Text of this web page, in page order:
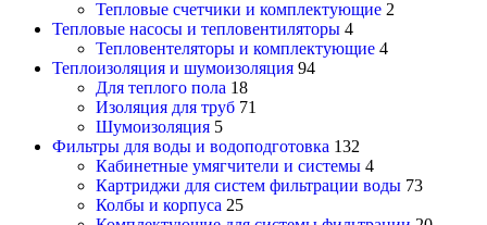
Тепловые счетчики и комплектующие 2
Тепловые насосы и тепловентиляторы 4
Тепловентеляторы и комплектующие 4
Теплоизоляция и шумоизоляция 94
Для теплого пола 18
Изоляция для труб 71
Шумоизоляция 5
Фильтры для воды и водоподготовка 132
Кабинетные умягчители и системы 4
Картриджи для систем фильтрации воды 73
Колбы и корпуса 25